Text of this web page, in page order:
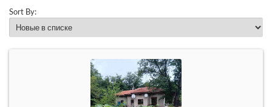
Sort By: